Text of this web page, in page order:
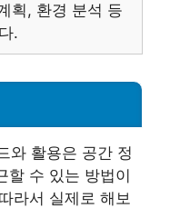
획, 환경 분석 등
.
와 활용은 공간 정
할 수 있는 방법이
라서 실제로 해보